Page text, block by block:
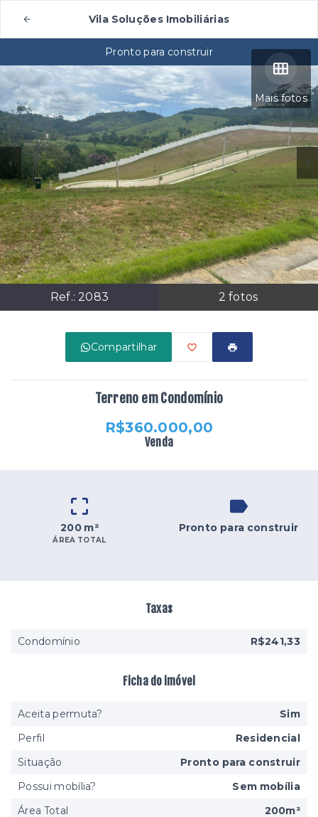
Vila Soluções Imobiliárias
Mais fotos
Ref.: 2083 2 fotos
Pronto para construir
Compartilhar
Terreno em Condomínio
R$360.000,00
Venda
200 m²
ÁREA TOTAL
Pronto para construir
Taxas
Condomínio R$241,33
Ficha do imóvel
Aceita permuta?
Sim
Perfil
Residencial
Situação
Pronto para construir
Possui mobília?
Sem mobília
Área Total
200m²